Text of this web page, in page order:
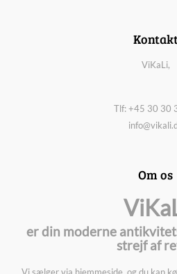
ViKaLi,
Tlf: +45 30 30
Om os
er din moderne
strejf af